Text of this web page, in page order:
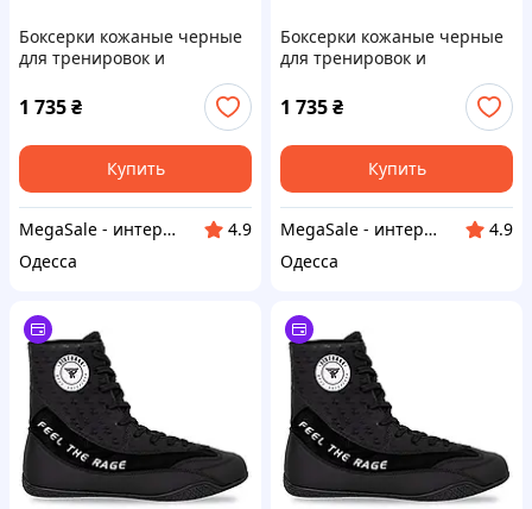
Боксерки кожаные черные
для тренировок и
соревнований Fistrage Fight
Gear 6448 размер 37 Black
1 735₴
Купить
MegaSale - интернет-супермаркет
4.9
Одесса
Боксерки кожаные черные
для тренировок и
соревнований Fistrage Fight
Gear 6448 размер 38 Black
1 735₴
Купить
MegaSale - интернет-супермаркет
4.9
Одесса